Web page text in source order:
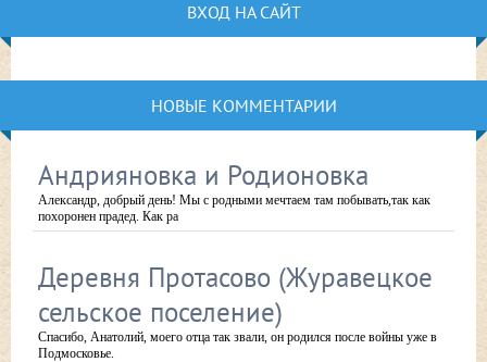
ВХОД НА САЙТ
НОВЫЕ КОММЕНТАРИИ
Андрияновка и Родионовка
Александр, добрый день! Мы с родными мечтаем там побывать,так как
похоронен прадед. Как ра
Деревня Протасово (Журавецкое
сельское поселение)
Спасибо, Анатолий, моего отца так звали, он родился после войны уже в
Подмосковье.